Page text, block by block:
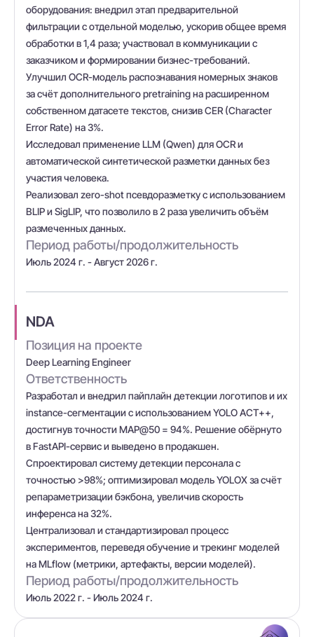
оборудования: внедрил этап предварительной
фильтрации с отдельной моделью, ускорив общее время
обработки в 1,4 раза; участвовал в коммуникации с
заказчиком и формировании бизнес-требований.
Улучшил OCR-модель распознавания номерных знаков
за счёт дополнительного pretraining на расширенном
собственном датасете текстов, снизив CER (Character
Error Rate) на 3%.
Исследовал применение LLM (Qwen) для OCR и
автоматической синтетической разметки данных без
участия человека.
Реализовал zero-shot псевдоразметку с использованием
BLIP и SigLIP, что позволило в 2 раза увеличить объём
размеченных данных.
Период работы/продолжительность
Июль 2024 г. - Август 2026 г.
NDA
Позиция на проекте
Deep Learning Engineer
Ответственность
Разработал и внедрил пайплайн детекции логотипов и их
instance-сегментации с использованием YOLO ACT++,
достигнув точности MAP@50 = 94%. Решение обёрнуто
в FastAPI-сервис и выведено в продакшен.
Спроектировал систему детекции персонала с
точностью >98%; оптимизировал модель YOLOX за счёт
репараметризации бэкбона, увеличив скорость
инференса на 32%.
Централизовал и стандартизировал процесс
экспериментов, переведя обучение и трекинг моделей
на MLflow (метрики, артефакты, версии моделей).
Период работы/продолжительность
Июль 2022 г. - Июль 2024 г.